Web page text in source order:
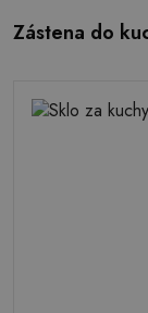
Zástena do